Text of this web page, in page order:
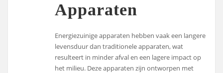
Apparaten
Energiezuinige apparaten hebben vaak een langere
levensduur dan traditionele apparaten, wat
resulteert in minder afval en een lagere impact op
het milieu. Deze apparaten zijn ontworpen met